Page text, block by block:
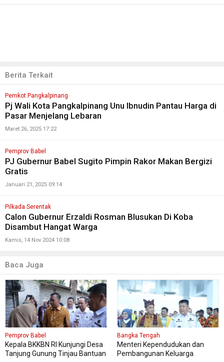
Berita Terkait
Pemkot Pangkalpinang
Pj Wali Kota Pangkalpinang Unu Ibnudin Pantau Harga di
Pasar Menjelang Lebaran
Maret 26, 2025 17:22
Pemprov Babel
PJ Gubernur Babel Sugito Pimpin Rakor Makan Bergizi
Gratis
Januari 21, 2025 09:14
Pilkada Serentak
Calon Gubernur Erzaldi Rosman Blusukan Di Koba
Disambut Hangat Warga
Kamis, 14 Nov 2024 10:08
Baca Juga
Pemprov Babel
Kepala BKKBN RI Kunjungi Desa
Tanjung Gunung Tinjau Bantuan
Bangka Tengah
Menteri Kependudukan dan
Pembangunan Keluarga